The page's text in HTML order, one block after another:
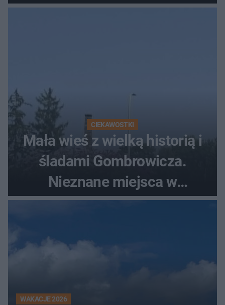
szczyt Gór Świętokrzyskich
CIEKAWOSTKI
Mała wieś z wielką historią i
śladami Gombrowicza.
Nieznane miejsca w
Świętokrzyskiem
WAKACJE 2026